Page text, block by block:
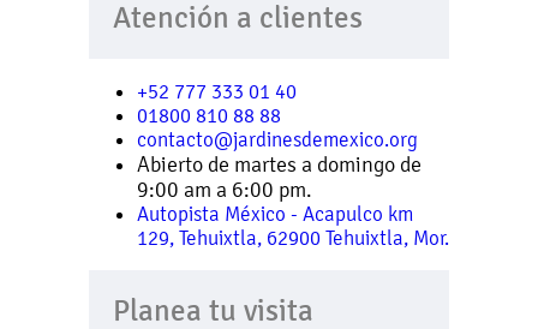
Atención a clientes
+52 777 333 01 40
01800 810 88 88
contacto@jardinesdemexico.org
Abierto de martes a domingo de
9:00 am a 6:00 pm.
Autopista México - Acapulco km
129, Tehuixtla, 62900 Tehuixtla, Mor.
Planea tu visita